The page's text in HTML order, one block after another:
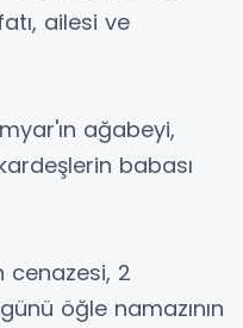
ailesi ve
ağabeyi,
babası
cenazesi, 2
öğle namazının